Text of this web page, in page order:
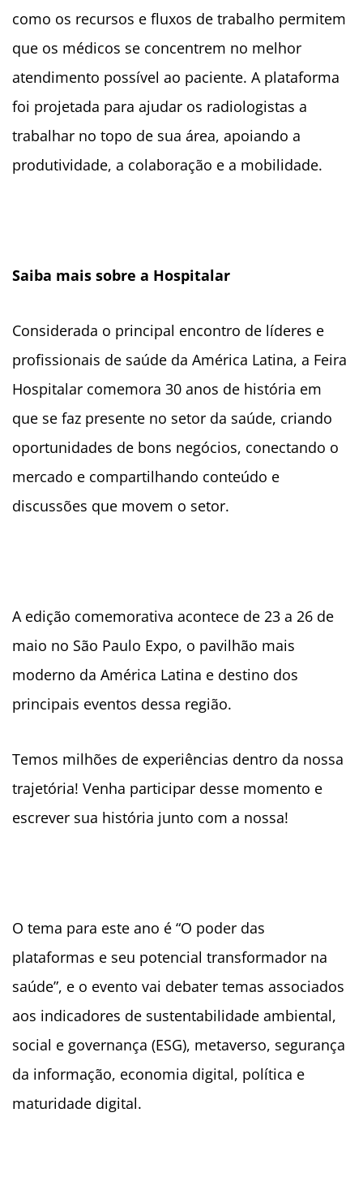
como os recursos e fluxos de trabalho permitem
que os médicos se concentrem no melhor
atendimento possível ao paciente. A plataforma
foi projetada para ajudar os radiologistas a
trabalhar no topo de sua área, apoiando a
produtividade, a colaboração e a mobilidade.
Saiba mais sobre a Hospitalar
Considerada o principal encontro de líderes e
profissionais de saúde da América Latina, a Feira
Hospitalar comemora 30 anos de história em
que se faz presente no setor da saúde, criando
oportunidades de bons negócios, conectando o
mercado e compartilhando conteúdo e
discussões que movem o setor.
A edição comemorativa acontece de 23 a 26 de
maio no São Paulo Expo, o pavilhão mais
moderno da América Latina e destino dos
principais eventos dessa região.
Temos milhões de experiências dentro da nossa
trajetória! Venha participar desse momento e
escrever sua história junto com a nossa!
O tema para este ano é “O poder das
plataformas e seu potencial transformador na
saúde”, e o evento vai debater temas associados
aos indicadores de sustentabilidade ambiental,
social e governança (ESG), metaverso, segurança
da informação, economia digital, política e
maturidade digital.